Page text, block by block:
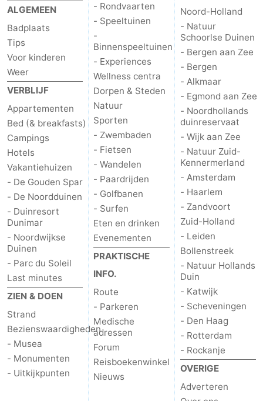
ALGEMEEN
Badplaats
Tips
Voor kinderen
Weer
VERBLIJF
Appartementen
Bed (& breakfasts)
Campings
Hotels
Vakantiehuizen
- De Gouden Spar
- De Noordduinen
- Duinresort
Dunimar
- Noordwijkse
Duinen
- Parc du Soleil
Last minutes
ZIEN & DOEN
Strand
Bezienswaardigheden
- Musea
- Monumenten
- Uitkijkpunten
- Rondvaarten
- Speeltuinen
-
Binnenspeeltuinen
- Experiences
Wellness centra
Dorpen & Steden
Natuur
Sporten
- Zwembaden
- Fietsen
- Wandelen
- Paardrijden
- Golfbanen
- Surfen
Eten en drinken
Evenementen
PRAKTISCHE
INFO.
Route
- Parkeren
Medische
adressen
Forum
Reisboekenwinkel
Nieuws
Noord-Holland
- Natuur
Schoorlse Duinen
- Bergen aan Zee
- Bergen
- Alkmaar
- Egmond aan Zee
- Noordhollands
duinreservaat
- Wijk aan Zee
- Natuur Zuid-
Kennermerland
- Amsterdam
- Haarlem
- Zandvoort
Zuid-Holland
- Leiden
Bollenstreek
- Natuur Hollands
Duin
- Katwijk
- Scheveningen
- Den Haag
- Rotterdam
- Rockanje
OVERIGE
Adverteren